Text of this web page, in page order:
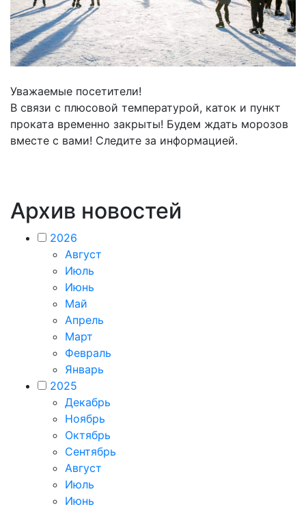
Уважаемые посетители!
В связи с плюсовой температурой, каток и пункт
проката временно закрыты! Будем ждать морозов
вместе с вами! Следите за информацией.
Архив новостей
2026
Август
Июль
Июнь
Май
Апрель
Март
Февраль
Январь
2025
Декабрь
Ноябрь
Октябрь
Сентябрь
Август
Июль
Июнь